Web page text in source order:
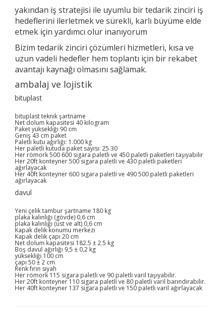
yakından iş stratejisi ile uyumlu bir tedarik zinciri iş
hedeflerini ilerletmek ve sürekli, karlı büyüme elde
etmek için yardımcı olur inanıyorum
Bizim tedarik zinciri çözümleri hizmetleri, kısa ve
uzun vadeli hedefler hem toplantı için bir rekabet
avantajı kaynağı olmasını sağlamak.
ambalaj ve lojistik
bituplast
bituplast teknik şartname
Net dolum kapasitesi 40 kilogram
Paket yüksekliği 90 cm
Geniş 43 cm paket
Paletli kutu ağırlığı: 1.000 kg
Her paletli kutuda paket sayısı: 25 30
Her römork 500 600 sigara paletli ve 450 paletli paketleri taşıyabilir
Her 20ft konteyner 500 sigara paletli ve 430 paletli paketleri
ağırlayacak
Her 40ft konteyner 600 sigara paletli ve 490 500 paletli paketleri
ağırlayacak
davul
Yeni çelik tambur şartname 180 kg
plaka kalınlığı (gövde) 0,6 cm
plaka kalınlığı (üst ve alt) 0,6 cm
Kapak delik konumu merkezi
Kapak delik çapı 20 cm
Net dolum kapasitesi 182.5 ± 2.5 kg
Boş davul ağırlığı 9,5 ± 0,2 kg
yüksekliği 100 cm
çapı 50 ± 2 cm
Renk fırın siyah
Her römork 115 sigara paletli ve 90 paletli varil taşıyabilir.
Her 20ft konteyner 110 sigara paletli ve 80 paletli varil barındırabilir.
Her 40ft konteyner 137 sigara paletli ve 150 paletli varil ağırlayacak